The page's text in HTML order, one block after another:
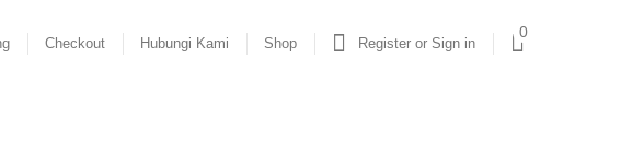
Checkout Hubungi Kami Shop Register or Sign in
0